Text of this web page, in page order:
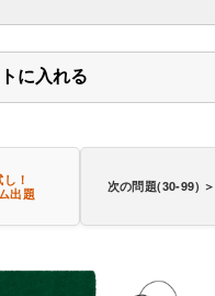
で促進
遅筋
に入れる
！
出題
次の問題(30-99) ＞